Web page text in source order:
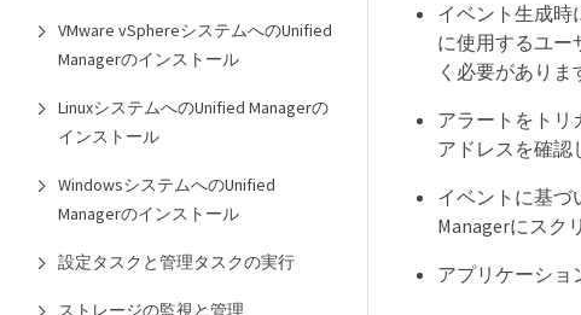
VMware vSphereシステムへのUnified
Managerのインストール
LinuxシステムへのUnified Managerの
インストール
WindowsシステムへのUnified
Managerのインストール
設定タスクと管理タスクの実行
ストレージの監視と管理
イベント生成時
に使用するユー
く必要がありま
アラートをトリ
アドレスを確認
イベントに基づ
Managerにスク
アプリケーショ